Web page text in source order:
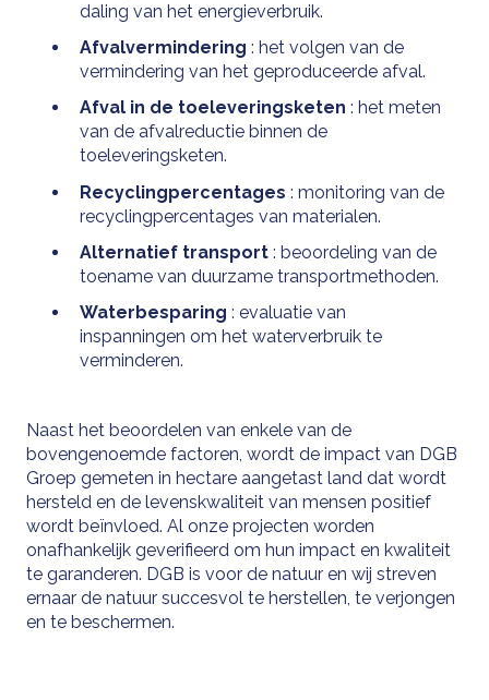
daling van het energieverbruik.
Afvalvermindering : het volgen van de
vermindering van het geproduceerde afval.
Afval in de toeleveringsketen : het meten
van de afvalreductie binnen de
toeleveringsketen.
Recyclingpercentages : monitoring van de
recyclingpercentages van materialen.
Alternatief transport : beoordeling van de
toename van duurzame transportmethoden.
Waterbesparing : evaluatie van
inspanningen om het waterverbruik te
verminderen.
Naast het beoordelen van enkele van de
bovengenoemde factoren, wordt de impact van DGB
Groep gemeten in hectare aangetast land dat wordt
hersteld en de levenskwaliteit van mensen positief
wordt beïnvloed. Al onze projecten worden
onafhankelijk geverifieerd om hun impact en kwaliteit
te garanderen. DGB is voor de natuur en wij streven
ernaar de natuur succesvol te herstellen, te verjongen
en te beschermen.